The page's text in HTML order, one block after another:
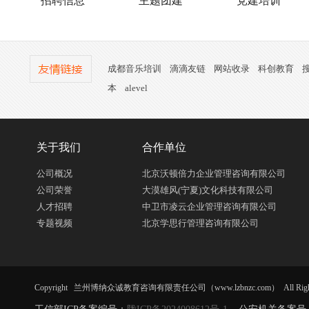
成都音乐培训 滴滴友链 网站收录 科创教育
本
alevel
关于我们 合作单位
公司概况
公司荣誉
人才招聘
专题视频
北京沃顿倍力企业管理咨询有限公司
大漠雄风(宁夏)文化科技有限公司
中卫市凌云企业管理咨询有限公司
北京学思行管理咨询有限公司
Copyright 兰州博纳众诚教育咨询有限责任公司（www.lzbnzc.com） All